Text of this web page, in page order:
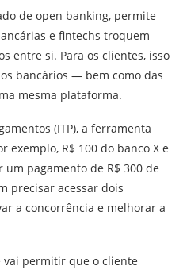
de open banking, permite
e fintechs troquem
entre si. Para os clientes, isso
bancários — bem como das
mesma plataforma.
(ITP), a ferramenta
exemplo, R$ 100 do banco X e
um pagamento de R$ 300 de
precisar acessar dois
a concorrência e melhorar a
vai permitir que o cliente